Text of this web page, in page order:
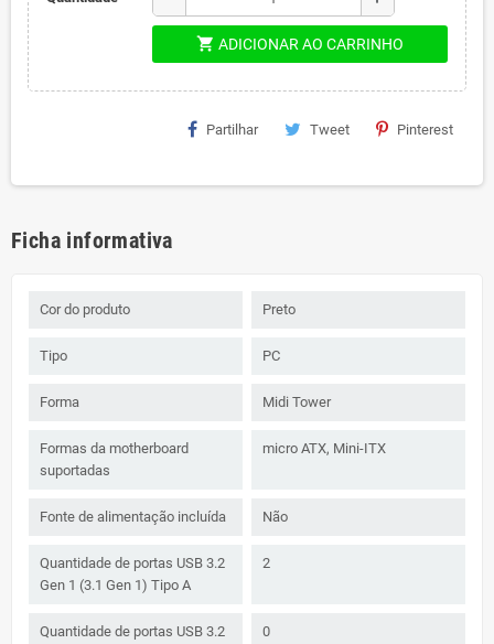
shopping_cart ADICIONAR AO CARRINHO
Partilhar Tweet Pinterest
Ficha informativa
Cor do produto Preto
Tipo PC
Forma Midi Tower
Formas da motherboard
suportadas
micro ATX, Mini-ITX
Fonte de alimentação incluída Não
Quantidade de portas USB 3.2
Gen 1 (3.1 Gen 1) Tipo A
2
Quantidade de portas USB 3.2
0